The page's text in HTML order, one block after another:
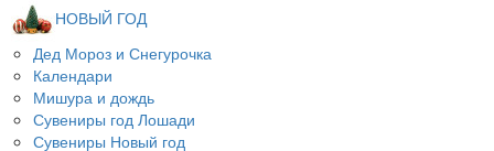
НОВЫЙ ГОД
Дед Мороз и Снегурочка
Календари
Мишура и дождь
Сувениры год Лошади
Сувениры Новый год